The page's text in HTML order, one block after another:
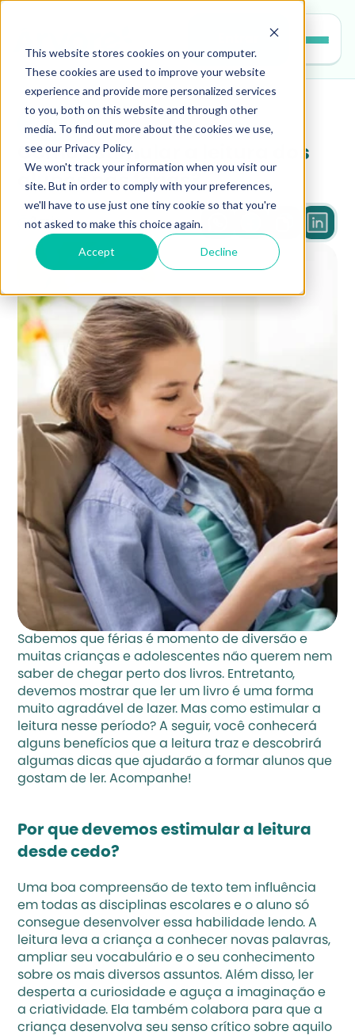
This website stores cookies on your computer.
These cookies are used to improve your website
experience and provide more personalized services
to you, both on this website and through other
media. To find out more about the cookies we use,
see our Privacy Policy.
We won't track your information when you visit our
site. But in order to comply with your preferences,
we'll have to use just one tiny cookie so that you're
not asked to make this choice again.
Accept Decline
leitura
Como estimular a leitura dos
alunos nas férias?
2 min
Sabemos que férias é momento de diversão e
muitas crianças e adolescentes não querem nem
saber de chegar perto dos livros. Entretanto,
devemos mostrar que ler um livro é uma forma
muito agradável de lazer. Mas como estimular a
leitura nesse período? A seguir, você conhecerá
alguns benefícios que a leitura traz e descobrirá
algumas dicas que ajudarão a formar alunos que
gostam de ler. Acompanhe!
Por que devemos estimular a leitura
desde cedo?
Uma boa compreensão de texto tem influência
em todas as disciplinas escolares e o aluno só
consegue desenvolver essa habilidade lendo. A
leitura leva a criança a conhecer novas palavras,
ampliar seu vocabulário e o seu conhecimento
sobre os mais diversos assuntos. Além disso, ler
desperta a curiosidade e aguça a imaginação e
a criatividade. Ela também colabora para que a
criança desenvolva seu senso crítico sobre aquilo